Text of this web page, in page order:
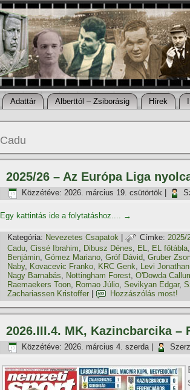
Adattár Alberttól – Zsiborásig Hí­rek
Cadu
2025/26 – Az Európa Liga
Közzétéve: 2026. március 19. csütörtök
Egy kattintás ide a folytatáshoz.... →
Kategória: Nevezetes Csapatok Címke: 2025/
Cadu, Cissé Ibrahim, Dibusz Dénes, EL, EL főtábla,
Benjámin, Gómez Mariano, Gróf Dávid, Gruber
Naby, Kovacevic Franko, KRC Genk, Levi Jonathan
Nagy Barnabás, Nottingham Forest, O'Dowda
Raemaekers Toon, Romao Júlio, Sevikyan Edgar,
Zachariassen Kristoffer
Hozzászólás most!
2026.III.4. MK, Kazincbarcika –
Közzétéve: 2026. március 4. szerda|